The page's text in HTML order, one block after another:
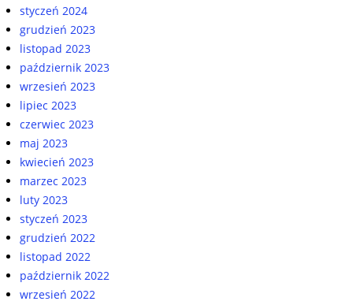
styczeń 2024
grudzień 2023
listopad 2023
październik 2023
wrzesień 2023
lipiec 2023
czerwiec 2023
maj 2023
kwiecień 2023
marzec 2023
luty 2023
styczeń 2023
grudzień 2022
listopad 2022
październik 2022
wrzesień 2022